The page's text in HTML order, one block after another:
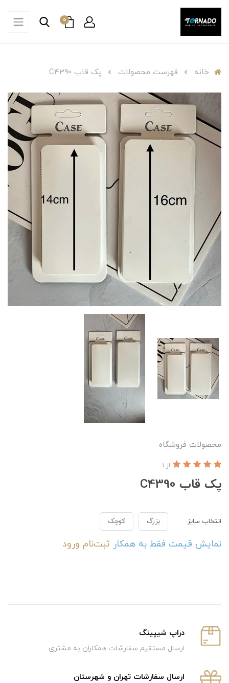
0
خانه فهرست محصولات پک قاب C4390
محصولات فروشگاه
پک قاب C4390
از 1
انتخاب سایز: بزرگ کوچک
نمایش قیمت فقط به همکار ثبت‌نام ورود
دراپ شیپینگ
ارسال مستقیم سفارشات همکاران به مشتری
ارسال سفارشات تهران و شهرستان